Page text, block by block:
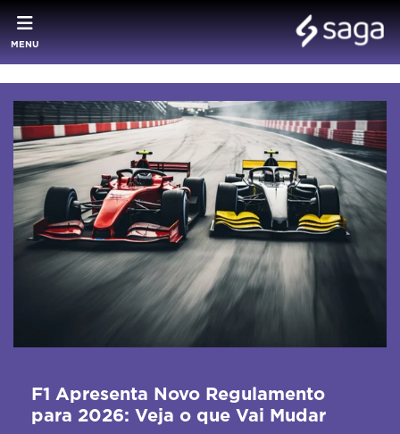
MENU
F1 Apresenta Novo Regulamento
para 2026: Veja o que Vai Mudar